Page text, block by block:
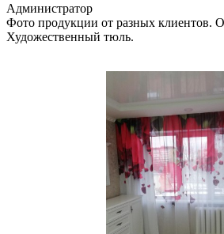
Администратор
Фото продукции от разных клиентов.
Художественный тюль.